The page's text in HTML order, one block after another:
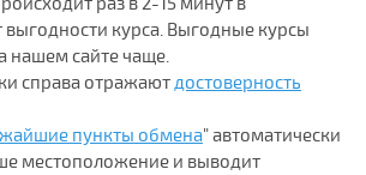
выгодности курса. Выгодные курсы
нашем сайте чаще.
справа отражаютдостоверность
пункты обмена" автоматически
местоположение и выводит